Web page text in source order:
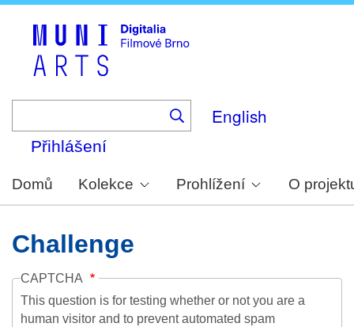
English
Přihlášení
Domů Kolekce Prohlížení O
Challenge
CAPTCHA
This question is for testing whether or not you are a
human visitor and to prevent automated spam